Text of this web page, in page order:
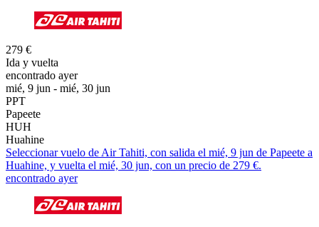
279 €
Ida y vuelta
encontrado ayer
mié, 9 jun - mié, 30 jun
PPT
Papeete
HUH
Huahine
Seleccionar vuelo de Air Tahiti, con salida el mié, 9 jun de Papeete a
Huahine, y vuelta el mié, 30 jun, con un precio de 279 €.
encontrado ayer